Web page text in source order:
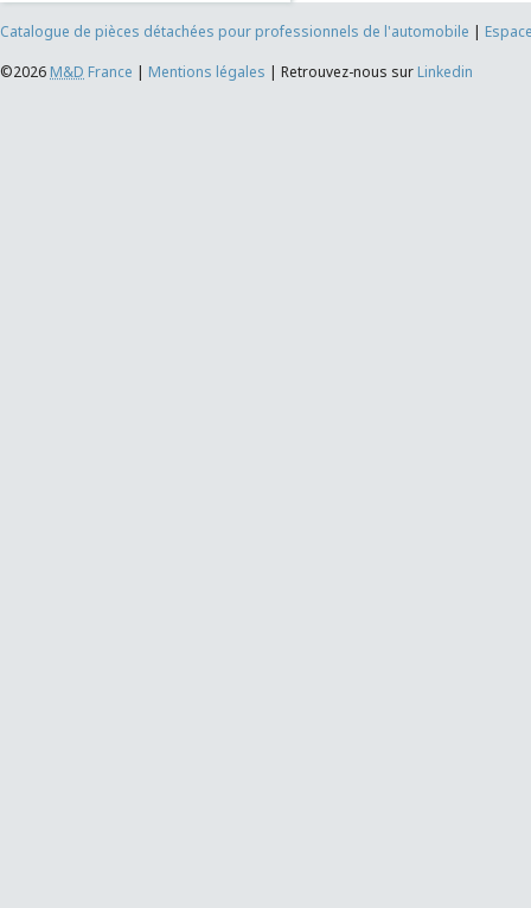
Catalogue de pièces détachées pour professionnels de l'automobile |
©2026 M&D France | Mentions légales | Retrouvez-nous sur Linkedin